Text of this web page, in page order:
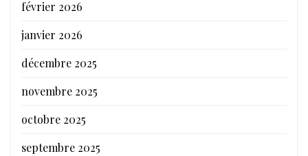
février 2026
janvier 2026
décembre 2025
novembre 2025
octobre 2025
septembre 2025